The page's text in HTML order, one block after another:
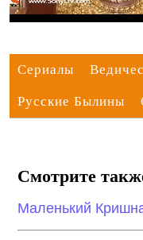
Сериалы
Русские Былины
Смотрите
Маленький